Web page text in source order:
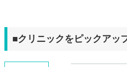
■クリニックをピックアッ